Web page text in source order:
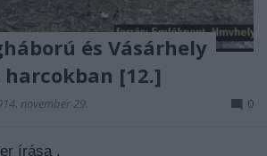
és Vásárhely
[12.]
november 29. 0
írása .